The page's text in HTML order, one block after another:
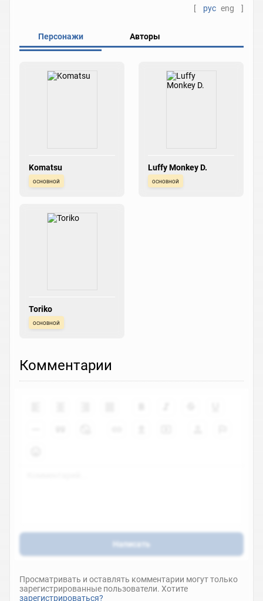
[
рус eng ]
Персонажи Авторы
Komatsu
основной
Luffy Monkey D.
основной
Toriko
основной
Комментарии
Написать
Просматривать и оставлять комментарии могут только
зарегистрированные пользователи. Хотите
зарегистрироваться?